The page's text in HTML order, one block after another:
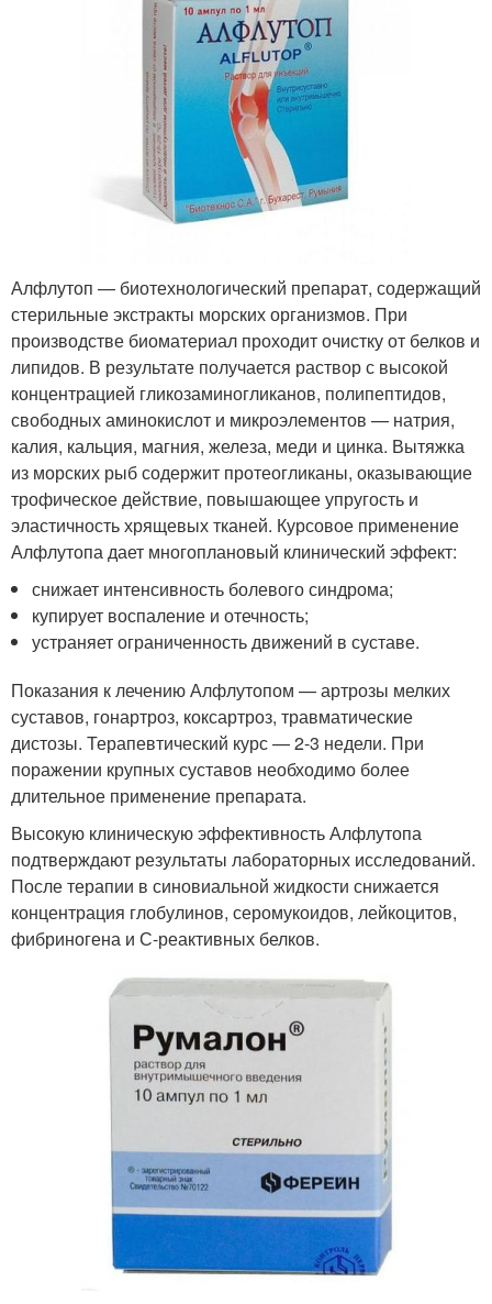
Алфлутоп — биотехнологический препарат, содержащий
стерильные экстракты морских организмов. При
производстве биоматериал проходит очистку от белков и
липидов. В результате получается раствор с высокой
концентрацией гликозаминогликанов, полипептидов,
свободных аминокислот и микроэлементов — натрия,
калия, кальция, магния, железа, меди и цинка. Вытяжка
из морских рыб содержит протеогликаны, оказывающие
трофическое действие, повышающее упругость и
эластичность хрящевых тканей. Курсовое применение
Алфлутопа дает многоплановый клинический эффект:
снижает интенсивность болевого синдрома;
купирует воспаление и отечность;
устраняет ограниченность движений в суставе.
Показания к лечению Алфлутопом — артрозы мелких
суставов, гонартроз, коксартроз, травматические
дистозы. Терапевтический курс — 2-3 недели. При
поражении крупных суставов необходимо более
длительное применение препарата.
Высокую клиническую эффективность Алфлутопа
подтверждают результаты лабораторных исследований.
После терапии в синовиальной жидкости снижается
концентрация глобулинов, серомукоидов, лейкоцитов,
фибриногена и С-реактивных белков.